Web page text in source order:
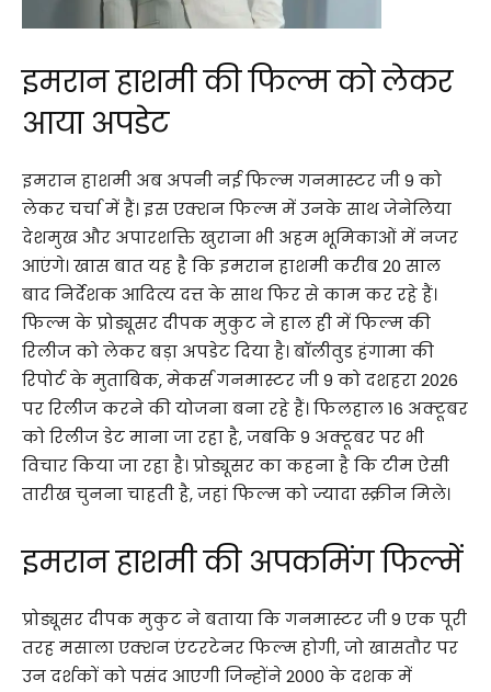
इमरान हाशमी की फिल्म को लेकर
आया अपडेट
इमरान हाशमी अब अपनी नई फिल्म गनमास्टर जी 9 को
लेकर चर्चा में हैं। इस एक्शन फिल्म में उनके साथ जेनेलिया
देशमुख और अपारशक्ति खुराना भी अहम भूमिकाओं में नजर
आएंगे। खास बात यह है कि इमरान हाशमी करीब 20 साल
बाद निर्देशक आदित्य दत्त के साथ फिर से काम कर रहे हैं।
फिल्म के प्रोड्यूसर दीपक मुकुट ने हाल ही में फिल्म की
रिलीज को लेकर बड़ा अपडेट दिया है। बॉलीवुड हंगामा की
रिपोर्ट के मुताबिक, मेकर्स गनमास्टर जी 9 को दशहरा 2026
पर रिलीज करने की योजना बना रहे हैं। फिलहाल 16 अक्टूबर
को रिलीज डेट माना जा रहा है, जबकि 9 अक्टूबर पर भी
विचार किया जा रहा है। प्रोड्यूसर का कहना है कि टीम ऐसी
तारीख चुनना चाहती है, जहां फिल्म को ज्यादा स्क्रीन मिले।
इमरान हाशमी की अपकमिंग फिल्में
प्रोड्यूसर दीपक मुकुट ने बताया कि गनमास्टर जी 9 एक पूरी
तरह मसाला एक्शन एंटरटेनर फिल्म होगी, जो खासतौर पर
उन दर्शकों को पसंद आएगी जिन्होंने 2000 के दशक में